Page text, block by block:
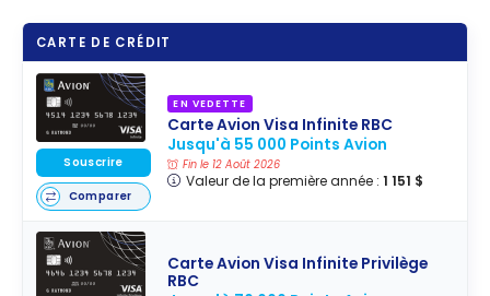
vos points RBC
Avion en British
Airways Avios
avec 30 % de
bonus
CARTE DE CRÉDIT
EN VEDETTE
Carte Avion Visa Infinite RBC
Jusqu'à 55 000 Points Avion
Fin le 12 Août 2026
Valeur de la première année : 1 151 $
Souscrire
Comparer
Carte Avion Visa Infinite Privilège
RBC